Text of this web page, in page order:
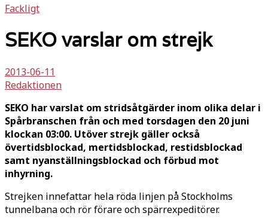
Fackligt
SEKO varslar om strejk
2013-06-11
Redaktionen
SEKO har varslat om stridsåtgärder inom olika delar i
Spårbranschen från och med torsdagen den 20 juni
klockan 03:00. Utöver strejk gäller också
övertidsblockad, mertidsblockad, restidsblockad
samt nyanställningsblockad och förbud mot
inhyrning.
Strejken innefattar hela röda linjen på Stockholms
tunnelbana och rör förare och spärrexpeditörer.